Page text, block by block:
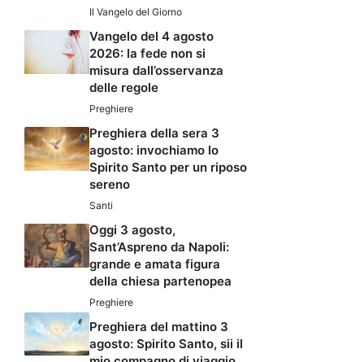
Il Vangelo del Giorno
Vangelo del 4 agosto
2026: la fede non si
misura dall’osservanza
delle regole
Preghiere
Preghiera della sera 3
agosto: invochiamo lo
Spirito Santo per un riposo
sereno
Santi
Oggi 3 agosto,
Sant’Aspreno da Napoli:
grande e amata figura
della chiesa partenopea
Preghiere
Preghiera del mattino 3
agosto: Spirito Santo, sii il